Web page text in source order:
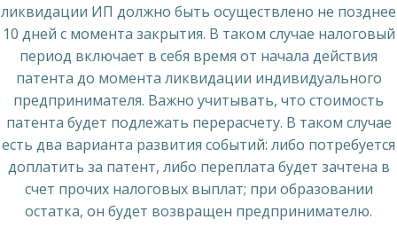
ликвидации ИП должно быть осуществлено не позднее
10 дней с момента закрытия. В таком случае налоговый
период включает в себя время от начала действия
патента до момента ликвидации индивидуального
предпринимателя. Важно учитывать, что стоимость
патента будет подлежать перерасчету. В таком случае
есть два варианта развития событий: либо потребуется
доплатить за патент, либо переплата будет зачтена в
счет прочих налоговых выплат; при образовании
остатка, он будет возвращен предпринимателю.